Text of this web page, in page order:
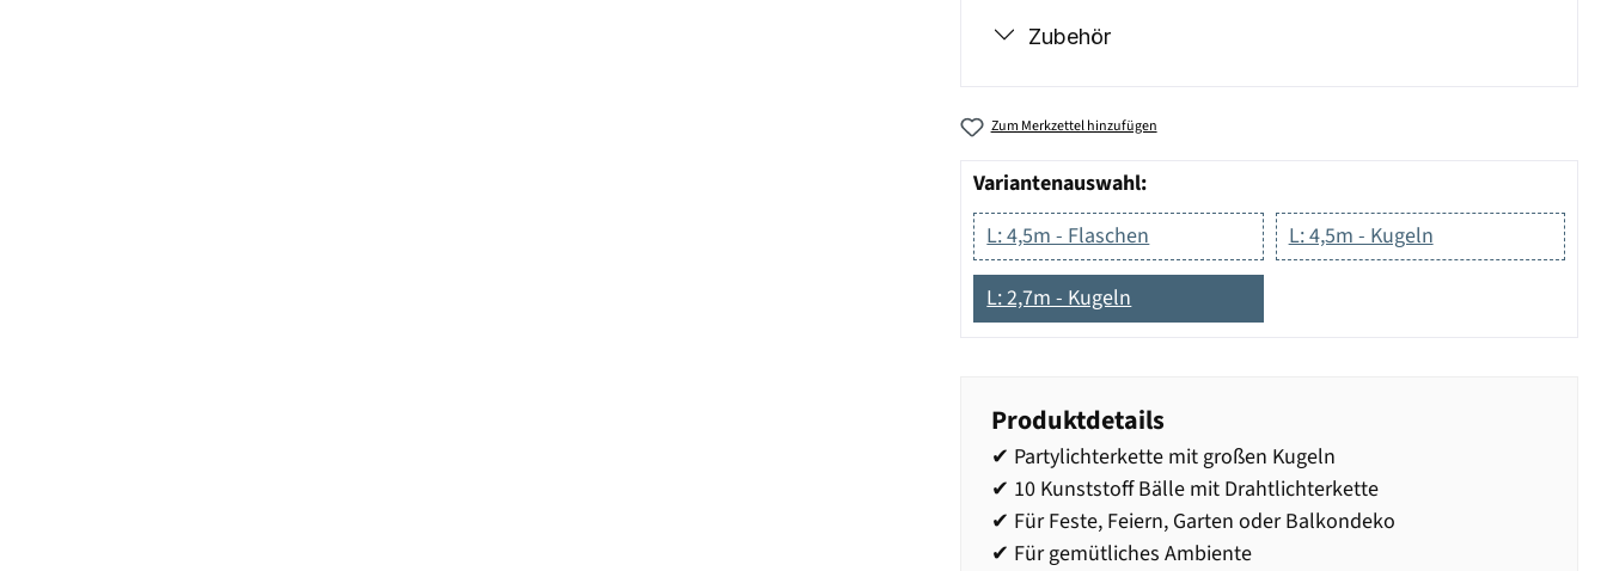
Zubehör
Zum Merkzettel hinzufügen
Variantenauswahl:
L: 4,5m - Flaschen
L: 4,5m - Kugeln
L: 2,7m - Kugeln
Produktdetails
✔ Partylichterkette mit großen Kugeln
✔ 10 Kunststoff Bälle mit Drahtlichterkette
✔ Für Feste, Feiern, Garten oder Balkondeko
✔ Für gemütliches Ambiente